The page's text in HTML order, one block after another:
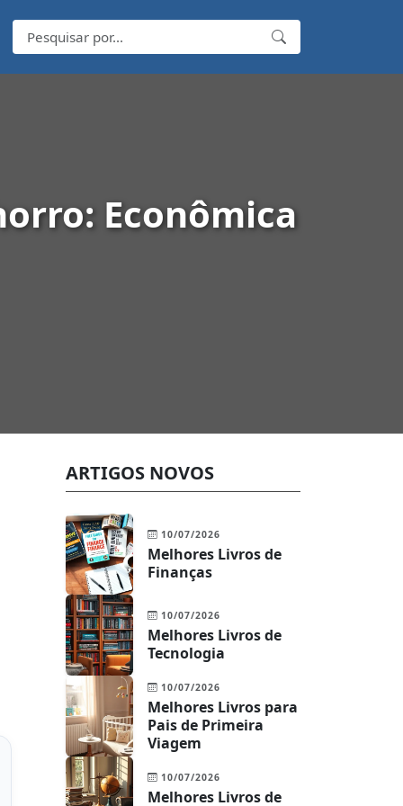
Econômica
ARTIGOS NOVOS
10/07/2026
Melhores Livros de
Finanças
10/07/2026
Melhores Livros de
Tecnologia
10/07/2026
Melhores Livros para
Pais de Primeira
Viagem
10/07/2026
Melhores Livros de